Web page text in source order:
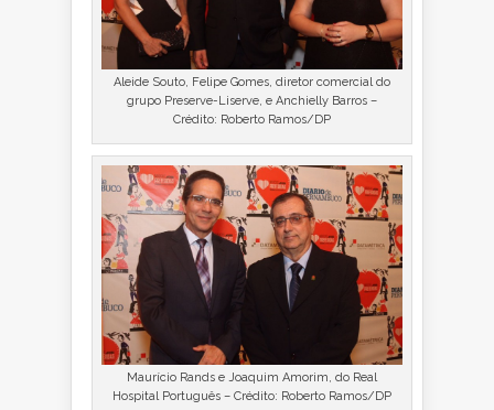
Aleide Souto, Felipe Gomes, diretor comercial do
grupo Preserve-Liserve, e Anchielly Barros –
Crédito: Roberto Ramos/DP
Maurício Rands e Joaquim Amorim, do Real
Hospital Português – Crédito: Roberto Ramos/DP